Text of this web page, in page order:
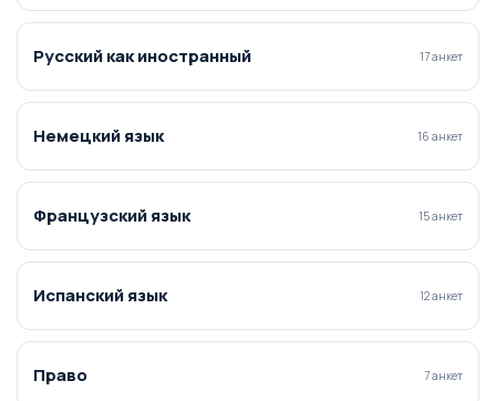
Русский как иностранный 17 анкет
Немецкий язык 16 анкет
Французский язык 15 анкет
Испанский язык 12 анкет
Право 7 анкет